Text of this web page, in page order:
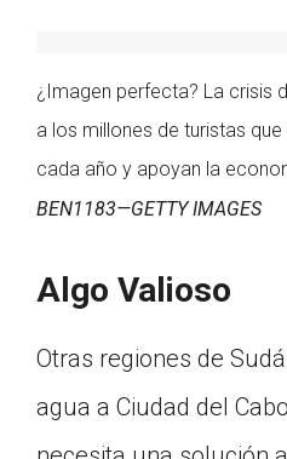
¿Imagen perfecta? La crisis
a los millones de turistas
cada año y apoyan la
BEN1183—GETTY IMAGES
Algo Valioso
Otras regiones de
agua a Ciudad del